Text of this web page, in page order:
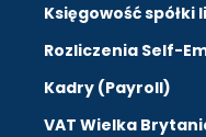
Księgowość spółki
Rozliczenia Self-
Kadry (Payroll)
VAT Wielka